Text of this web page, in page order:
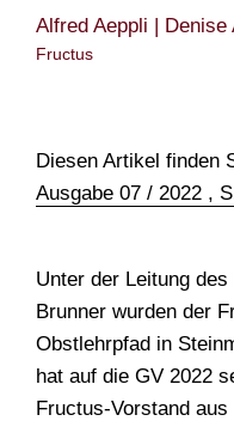
TEAM
Alfred Aeppli | Denise
Fructus
Diesen Artikel finden
Ausgabe 07 / 2022 ,
Unter der Leitung
Brunner wurden der
Obstlehrpfad in
hat auf die GV 2022
Fructus-Vorstand